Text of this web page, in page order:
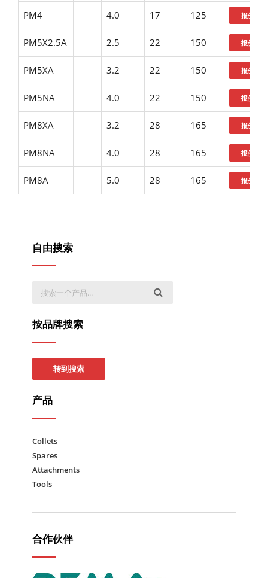
PM4 4.0 17 125
PM5X2.5A 2.5 22 150
PM5XA 3.2 22 150
PM5NA 4.0 22 150
PM8XA 3.2 28 165
PM8NA 4.0 28 165
PM8A 5.0 28 165
自由搜索
按品牌搜索
转到搜索
产品
Collets
Spares
Attachments
Tools
合作伙伴